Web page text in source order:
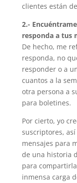
clientes están
2.-
responda a tus
De hecho, me
responda, no
responder o a
cuantos a la
otra persona a
para boletines.
Por cierto, yo
suscriptores,
mensajes para
de una historia
para
inmensa carga